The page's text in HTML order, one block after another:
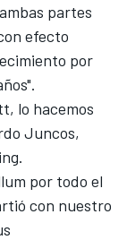
partes
efecto
por
lo hacemos
Juncos,
por todo el
con nuestro